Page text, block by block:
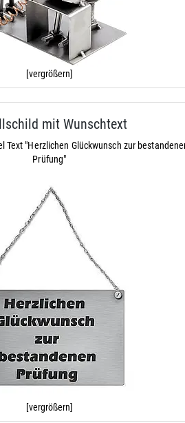
[vergrößern]
mit Wunschtext
Text "Herzlichen Glückwunsch zur
Prüfung"
[vergrößern]